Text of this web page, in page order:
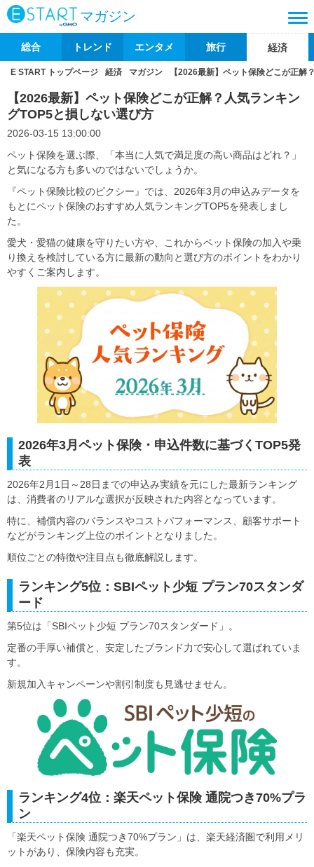
マガジン
総合 トレンド エンタメ 旅行 経済
E START トップページ 経済 マガジン 【2026最新】ペット保険どこが正解
【2026最新】ペット保険どこが正解？人気ランキン
グTOP5と損しない選び方
2026-03-15 13:00:00
ペット保険を選ぶ際、「本当に人気で満足度の高い商品はどれ？」
と気になる方も多いのではないでしょうか。
『ペット保険比較のピクシー』では、2026年3月の申込みデータを
もとにペット保険のおすすめ人気ランキングTOP5を発表しまし
た。
愛犬・愛猫の健康を守りたい方や、これからペット保険の加入や乗
り換えを検討している方に最新の動向と選び方のポイントをわかり
やすくご案内します。
2026年3月ペット保険・申込件数に基づくTOP5発
表
2026年2月1日～28日までの申込み実績を元にした最新ランキング
は、消費者のリアルな選択が反映された内容となっています。
特に、補償内容のバランスやコストパフォーマンス、顧客サポート
などがランキング上位のポイントとなりました。
順位ごとの特徴や注目点も徹底解説します。
ランキング5位：SBIペット少短 プラン70スタンダ
ード
第5位は「SBIペット少短 プラン70スタンダード」。
定番の手厚い補償と、安定したブランド力で安心して選ばれていま
す。
新規加入キャンペーンや割引制度も見逃せません。
ランキング4位：楽天ペット保険 通院つき70%プラ
ン
「楽天ペット保険 通院つき70%プラン」は、楽天経済圏で利用メリ
ットがあり、保険内容も充実。